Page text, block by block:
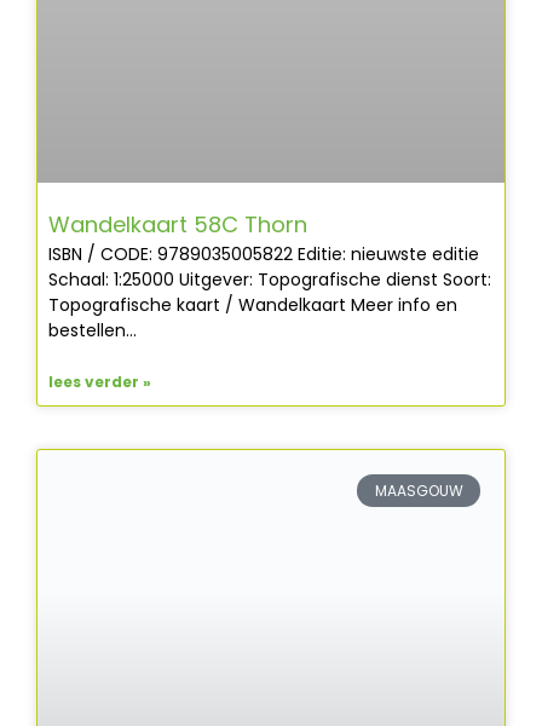
Wandelkaart 58C Thorn
ISBN / CODE: 9789035005822 Editie: nieuwste editie
Schaal: 1:25000 Uitgever: Topografische dienst Soort:
Topografische kaart / Wandelkaart Meer info en
bestellen…
lees verder »
MAASGOUW